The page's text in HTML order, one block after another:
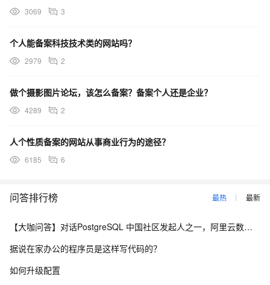
3069 3
个人能备案科技技术类的网站吗？
2979 2
做个摄影图片论坛，该怎么备案？备案个人还是企业？
4289 2
人个性质备案的网站从事商业行为的途径？
6185 6
问答排行榜 最热 最新
【大咖问答】对话PostgreSQL 中国社区发起人之一，阿里云数据库高级专家 德哥
据说在家办公的程序员是这样写代码的？
如何升级配置